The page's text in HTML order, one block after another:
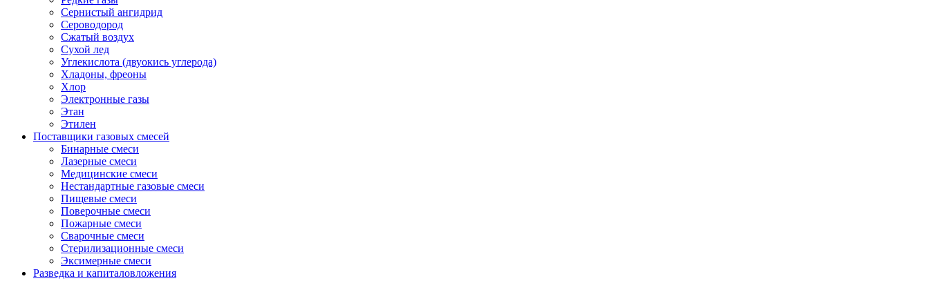
Сернистый ангидрид
Сероводород
Сжатый воздух
Сухой лед
Углекислота (двуокись углерода)
Хладоны, фреоны
Хлор
Электронные газы
Этан
Этилен
Поставщики газовых смесей
Бинарные смеси
Лазерные смеси
Медицинские смеси
Нестандартные газовые смеси
Пищевые смеси
Поверочные смеси
Пожарные смеси
Сварочные смеси
Стерилизационные смеси
Эксимерные смеси
Разведка и капиталовложения